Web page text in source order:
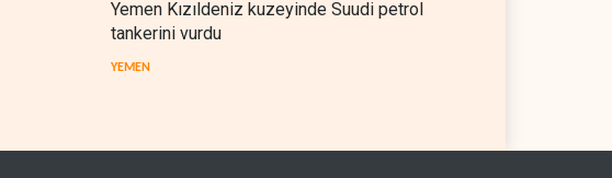
Yemen Kızıldeniz kuzeyinde Suudi petrol
tankerini vurdu
YEMEN